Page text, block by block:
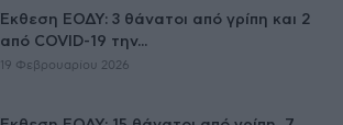
Έκθεση ΕΟΔΥ: 3 θάνατοι από γρίπη και 2
από COVID-19 την...
19 Φεβρουαρίου 2026